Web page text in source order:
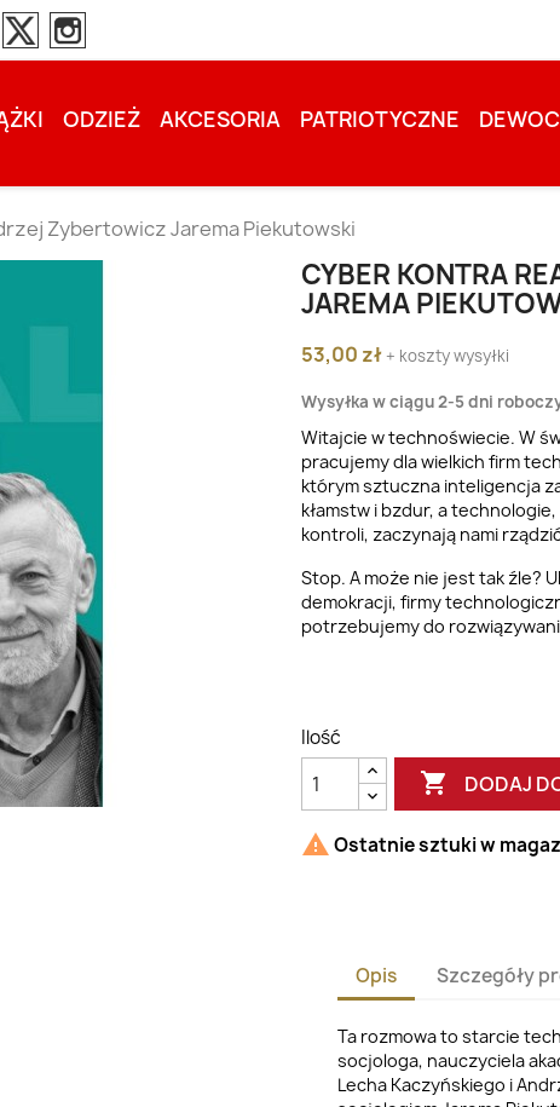
ODZIEŻ AKCESORIA PATRIOTYCZNE
Zybertowicz Jarema Piekutowski
CYBER KONTRA
JAREMA
53,00 zł + koszty wysyłki
Wysyłka w ciągu 2-5 dni
Witajcie w technoświecie. W
pracujemy dla wielkich firm
którym sztuczna inteligencja
kłamstw i bzdur, a
kontroli, zaczynają nami
Stop. A może nie jest tak źle?
demokracji, firmy
potrzebujemy do
Ilość
 DODAJ
 Ostatnie sztuki w
Opis Szczegóły
Ta rozmowa to starcie
socjologa, nauczyciela
Lecha Kaczyńskiego i